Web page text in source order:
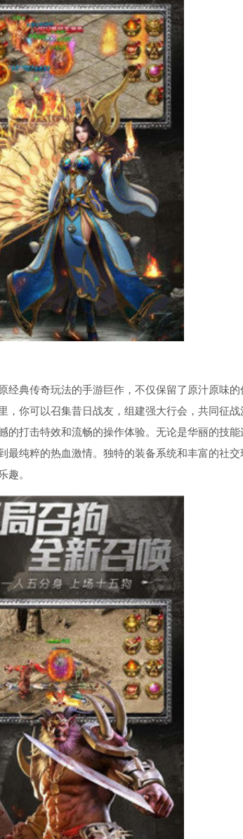
经典传奇玩法的手游巨作，不仅保留了原汁原味
，你可以召集昔日战友，组建强大行会，共同征战
的打击特效和流畅的操作体验。无论是华丽的技能
最纯粹的热血激情。独特的装备系统和丰富的社交
趣。